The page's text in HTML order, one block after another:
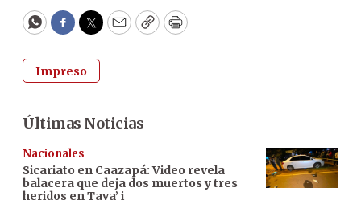
WhatsApp
Facebook
Twitter
EmailCopyPrint
Impreso
Últimas Noticias
Nacionales
Sicariato en Caazapá: Video revela
balacera que deja dos muertos y tres
heridos en Tava’ i